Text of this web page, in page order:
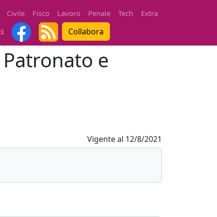
Civile Fisco Lavoro Penale Tech
Extra
Collabora
e
Vigente al 12/8/2021